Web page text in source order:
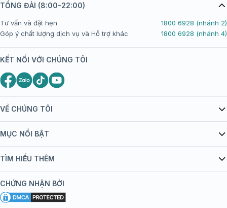
VỀ CHÚNG TÔI
Giới thiệu Tiêm Chủng FPT Long Châu
bán hàng
Chính sách nội dung
Chính sách bảo mật
MỤC NỔI BẬT
Danh mục vắc xin
Đội ngũ bác sĩ, chuyên gia
TÌM HIỂU THÊM
Khuyến mãi
Tôi nên tiêm gì?
CHỨNG NHẬN BỞI
TỔNG ĐÀI (8:00-22:00)
Tư vấn và đặt hẹn
1800 6928 (nhánh 2)
Góp ý chất lượng dịch vụ và Hỗ trợ khác
1800 6928 (nhánh 4)
KẾT NỐI VỚI CHÚNG TÔI